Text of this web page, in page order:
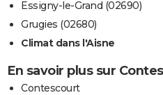
Essigny-le-Grand (02690)
Grugies (02680)
Climat dans l'Aisne
En savoir plus sur
Contescourt